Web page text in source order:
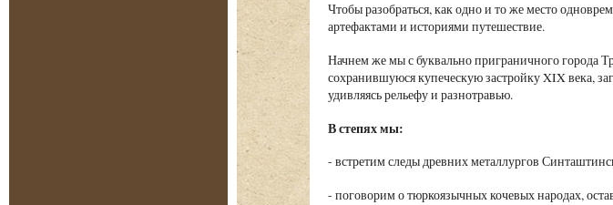
Чтобы разобраться, как одно и то же место
артефактами и историями путешествие.
Начнем же мы с буквально приграничного города
сохранившуюся купеческую застройку XIX века,
удивляясь рельефу и разнотравью.
В степях мы:
- встретим следы древних металлургов
- поговорим о тюркоязычных кочевых народах,